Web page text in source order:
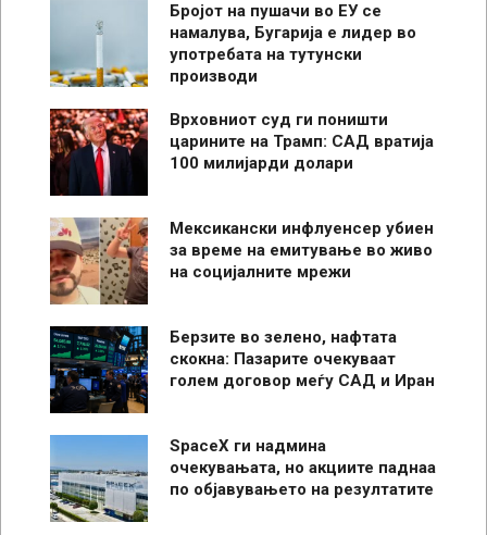
Бројот на пушачи во ЕУ се
намалува, Бугарија е лидер во
употребата на тутунски
производи
Врховниот суд ги поништи
царините на Трамп: САД вратија
100 милијарди долари
Мексикански инфлуенсер убиен
за време на емитување во живо
на социјалните мрежи
Берзите во зелено, нафтата
скокна: Пазарите очекуваат
голем договор меѓу САД и Иран
SpaceX ги надмина
очекувањата, но акциите паднаа
по објавувањето на резултатите